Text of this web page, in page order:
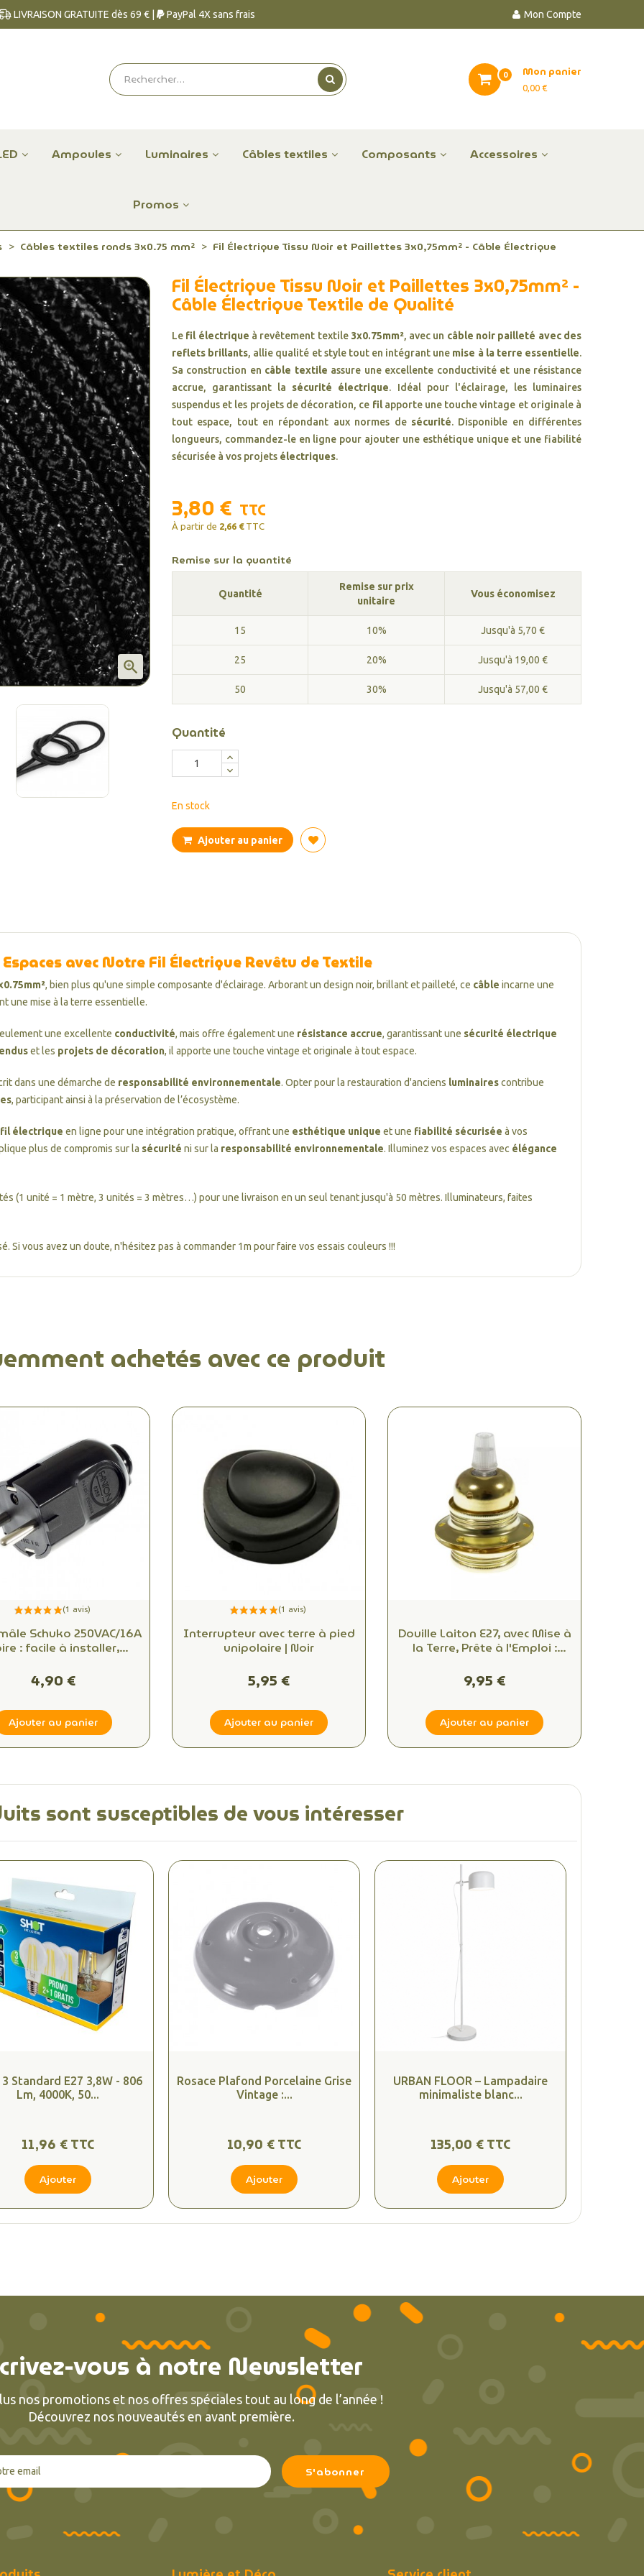
Mon Compte
LIVRAISON GRATUITE dès 69 € | PayPal 4X sans frais
Mon panier
0,00 €
0
Ampoules Luminaires Câbles textiles Composants Accessoires
Promos
Câbles textiles ronds 3x0.75 mm² Fil Électrique Tissu Noir et Paillettes 3x0,75mm² - Câble Électrique

Fil Électrique Tissu Noir et Paillettes 3x0,75mm² -
Câble Électrique Textile de Qualité
Le fil électrique à revêtement textile 3x0.75mm², avec un câble noir pailleté avec des
reflets brillants, allie qualité et style tout en intégrant une mise à la terre essentielle.
Sa construction en câble textile assure une excellente conductivité et une résistance
accrue, garantissant la sécurité électrique. Idéal pour l'éclairage, les luminaires
suspendus et les projets de décoration, ce filapporte une touche vintage et originale à
tout espace, tout en répondant aux normes de sécurité. Disponible en différentes
longueurs, commandez-le en ligne pour ajouter une esthétique unique et une fiabilité
sécurisée à vos projets électriques.
3,80 € TTC
À partir de 2,66 € TTC
Remise sur la quantité
Quantité
Remise sur prix
unitaire
Vous économisez
15 10% Jusqu'à 5,70 €
25 20% Jusqu'à 19,00 €
50 30% Jusqu'à 57,00 €
Quantité
En stock
Ajouter au panier
avec Notre Fil Électrique Revêtu de Textile
, bien plus qu'une simple composante d'éclairage. Arborant un design noir, brillant et pailleté, ce câble incarne une
une mise à la terre essentielle.
une excellente conductivité, mais offre également une résistance accrue, garantissant une sécurité électrique
et les projets de décoration, il apporte une touche vintage et originale à tout espace.
dans une démarche de responsabilité environnementale. Opter pour la restauration d'anciens luminairescontribue
, participant ainsi à la préservation de l’écosystème.
fil électrique en ligne pour une intégration pratique, offrant une esthétique unique et une fiabilité sécurisée à vos
plus de compromis sur la sécurité ni sur la responsabilité environnementale. Illuminez vos espaces avec élégance
(1 unité = 1 mètre, 3 unités = 3 mètres…) pour une livraison en un seul tenant jusqu'à 50 mètres. Illuminateurs, faites
Si vous avez un doute, n'hésitez pas à commander 1m pour faire vos essais couleurs !!!
achetés avec ce produit
Schuko 250VAC/16A
: facile à installer,
et espaces
commerciaux
4,90 €
Ajouter au panier
Interrupteur avec terre à pied
unipolaire | Noir
5,95 €
Ajouter au panier
Douille Laiton E27, avec Mise à
la Terre, Prête à l'Emploi :
DIY!
9,95 €
Ajouter au panier
sont susceptibles de vous intéresser
Standard E27 3,8W - 806
Lm, 4000K, 50...
11,96 € TTC
Ajouter
Rosace Plafond Porcelaine Grise
Vintage :...
10,90 € TTC
Ajouter
URBAN FLOOR – Lampadaire
minimaliste blanc...
135,00 € TTC
Ajouter
vous à notre Newsletter
nos promotions et nos offres spéciales tout au long de l’année !
Découvrez nos nouveautés en avant première.